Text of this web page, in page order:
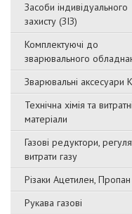
Засоби індивідуального
захисту (ЗІЗ)
Комплектуючі до
зварювального
Зварювальні аксесуари
Технічна хімія та витратні
матеріали
Газові редуктори,
витрати газу
Різаки Ацетилен, Пропан
Рукава газові